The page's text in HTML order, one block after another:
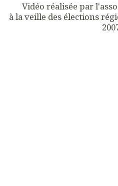
Vidéo réalisée par
à la veille des élections